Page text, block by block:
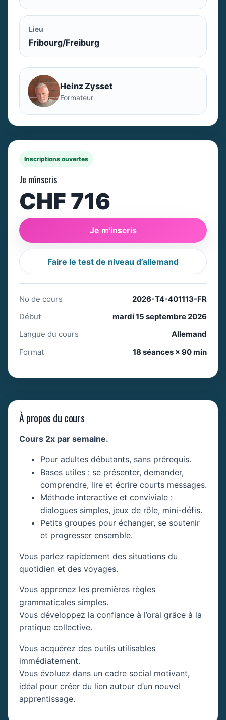
Lieu
Fribourg/Freiburg
Heinz Zysset
Formateur
Inscriptions ouvertes
Je m'inscris
CHF 716
Je m'inscris
Faire le test de niveau d’allemand
No de cours
2026-T4-401113-FR
Début
mardi 15 septembre 2026
Langue du cours
Allemand
Format
18 séances × 90 min
À propos du cours
Cours 2x par semaine.
Pour adultes débutants, sans prérequis.
Bases utiles : se présenter, demander,
comprendre, lire et écrire courts messages.
Méthode interactive et conviviale :
dialogues simples, jeux de rôle, mini-défis.
Petits groupes pour échanger, se soutenir
et progresser ensemble.
Vous parlez rapidement des situations du
quotidien et des voyages.
Vous apprenez les premières règles
grammaticales simples.
Vous développez la confiance à l’oral grâce à la
pratique collective.
Vous acquérez des outils utilisables
immédiatement.
Vous évoluez dans un cadre social motivant,
idéal pour créer du lien autour d’un nouvel
apprentissage.